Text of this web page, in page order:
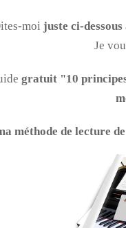
moi juste ci-
Je
gratuit "10
méthode de lecture